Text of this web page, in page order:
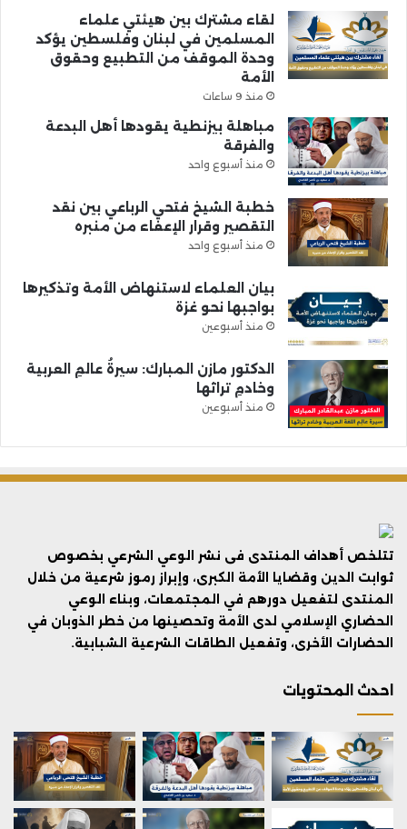
لقاء مشترك بين هيئتي علماء
المسلمين في لبنان وفلسطين يؤكد
وحدة الموقف من التطبيع وحقوق
الأمة
منذ 9 ساعات
مباهلة بيزنطية يقودها أهل البدعة
والفرقة
منذ أسبوع واحد
خطبة الشيخ فتحي الرباعي بين نقد
التقصير وقرار الإعفاء من منبره
منذ أسبوع واحد
بيان العلماء لاستنهاض الأمة وتذكيرها
بواجبها نحو غزة
منذ أسبوعين
الدكتور مازن المبارك: سيرةُ عالمِ العربية
وخادمِ تراثها
منذ أسبوعين
تتلخص أهداف المنتدى فى نشر الوعي الشرعي بخصوص
ثوابت الدين وقضايا الأمة الكبرى، وإبراز رموز شرعية من خلال
المنتدى لتفعيل دورهم في المجتمعات، وبناء الوعي
الحضاري الإسلامي لدى الأمة وتحصينها من خطر الذوبان في
الحضارات الأخرى، وتفعيل الطاقات الشرعية الشبابية.
احدث المحتويات